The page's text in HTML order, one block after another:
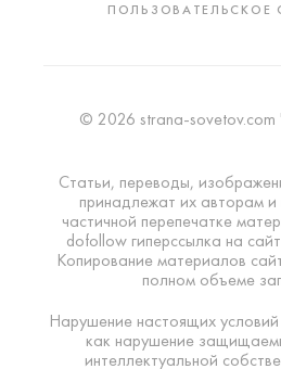
ПОЛЬЗОВАТЕЛЬСКОЕ
© 2026 strana-sovetov.com
Статьи, переводы,
принадлежат их авторам
частичной перепечатке
dofollow гиперссылка на
Копирование материалов
полном объеме
Нарушение настоящих
как нарушение
интеллектуальной